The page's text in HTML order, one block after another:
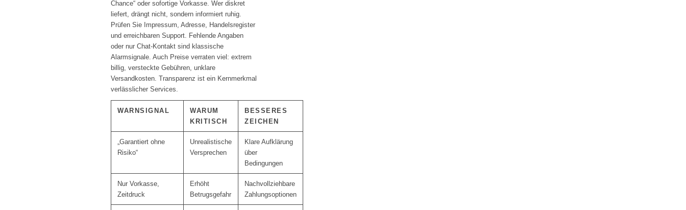
Chance“ oder sofortige Vorkasse. Wer diskret
liefert, drängt nicht, sondern informiert ruhig.
Prüfen Sie Impressum, Adresse, Handelsregister
und erreichbaren Support. Fehlende Angaben
oder nur Chat-Kontakt sind klassische
Alarmsignale. Auch Preise verraten viel: extrem
billig, versteckte Gebühren, unklare
Versandkosten. Transparenz ist ein Kernmerkmal
verlässlicher Services.
WARNSIGNAL
WARUM
KRITISCH
BESSERES
ZEICHEN
„Garantiert ohne
Risiko“
Unrealistische
Versprechen
Klare Aufklärung
über
Bedingungen
Nur Vorkasse,
Zeitdruck
Erhöht
Betrugsgefahr
Nachvollziehbare
Zahlungsoptionen